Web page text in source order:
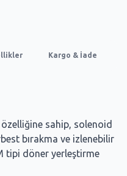
Kargo & İade
sahip, solenoid
bırakma ve izlenebilir
tipi döner yerleştirme